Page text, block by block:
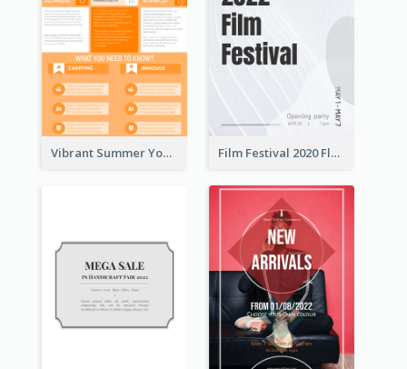
Vibrant Summer Youth Flyer Design Templates Film Festival 2020 Flyer